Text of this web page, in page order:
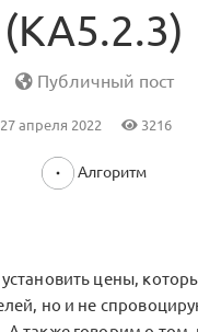
(KA5.2.3)
Публичный пост
27 апреля 2022 3216
Алгоритм
цены,
но и не